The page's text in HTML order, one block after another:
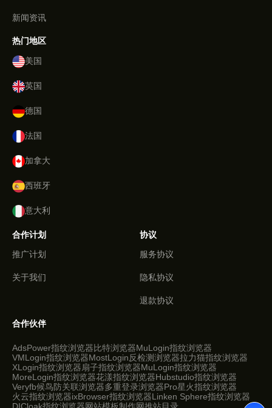
新闻资讯
热门地区
美国
英国
德国
法国
加拿大
西班牙
意大利
合作计划
推广计划
关于我们
协议
服务协议
隐私协议
退款协议
合作伙伴
AdsPower指纹浏览器比特浏览器MuLogin指纹浏览器
VMLogin指纹浏览器MostLogin反检测浏览器拉力猫指纹浏览器
XLogin指纹浏览器扇子指纹浏览器MuLogin指纹浏览器
MoreLogin指纹浏览器花漾指纹浏览器Hubstudio指纹浏览器
Veryfb候鸟防关联浏览器多重登录浏览器Pro星火指纹浏览器
火云指纹浏览器ixBrowser指纹浏览器Linken Sphere指纹浏览器
DICloak指纹浏览器网站模板制作网推站目录